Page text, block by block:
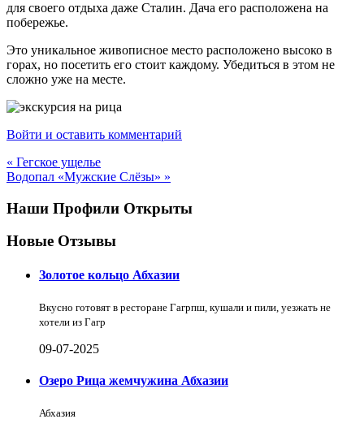
для своего отдыха даже Сталин. Дача его расположена на
побережье.
Это уникальное живописное место расположено высоко в
горах, но посетить его стоит каждому. Убедиться в этом не
сложно уже на месте.
Войти и оставить комментарий
« Гегское ущелье
Водопал «Мужские Слёзы» »
Наши Профили Открыты
Новые Отзывы
Золотое кольцо Абхазии
Вкусно готовят в ресторане Гагрпш, кушали и пили, уезжать не
хотели из Гагр
09-07-2025
Озеро Рица жемчужина Абхазии
Абхазия